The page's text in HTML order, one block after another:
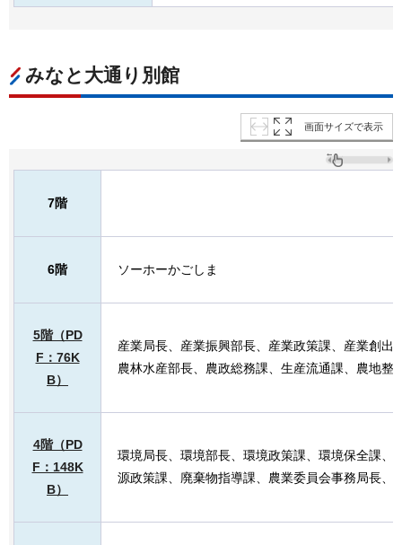
みなと大通り別館
画面サイズで表示
7階
6階 ソーホーかごしま
5階（PD
F：76K
B）
産業局長、産業振興部長、産業政策課、産業創出
農林水産部長、農政総務課、生産流通課、農地整
4階（PD
F：148K
B）
環境局長、環境部長、環境政策課、環境保全課、
源政策課、廃棄物指導課、農業委員会事務局長、